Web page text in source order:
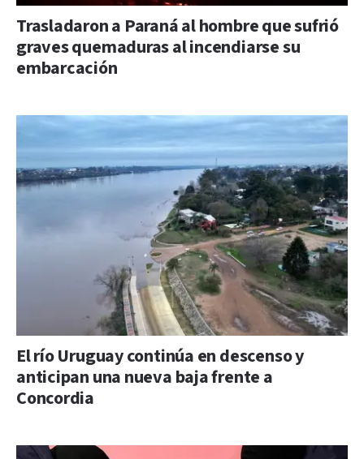
Trasladaron a Paraná al hombre que sufrió
graves quemaduras al incendiarse su
embarcación
El río Uruguay continúa en descenso y
anticipan una nueva baja frente a
Concordia